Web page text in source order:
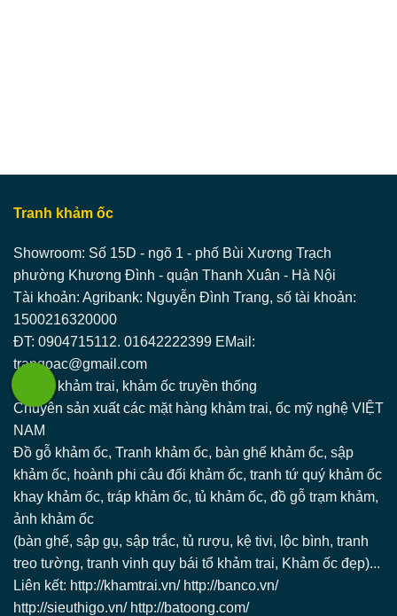
Tranh khảm ốc
Showroom: Số 15D - ngõ 1 - phố Bùi Xương Trạch
phường Khương Đình - quận Thanh Xuân - Hà Nội
Tài khoản: Agribank: Nguyễn Đình Trang, số tài khoản:
1500216320000
ĐT: 0904715112. 01642222399 EMail:
trangoac@gmail.com
Cơ sở khảm trai, khảm ốc truyền thống
Chuyên sản xuất các mặt hàng khảm trai, ốc mỹ nghệ VIỆT
NAM
Đồ gỗ khảm ốc, Tranh khảm ốc, bàn ghế khảm ốc, sập
khảm ốc, hoành phi câu đối khảm ốc, tranh tứ quý khảm ốc
khay khảm ốc, tráp khảm ốc, tủ khảm ốc, đồ gỗ trạm khảm,
ảnh khảm ốc
(bàn ghế, sập gụ, sập trắc, tủ rượu, kệ tivi, lộc bình, tranh
treo tường, tranh vinh quy bái tổ khảm trai, Khảm ốc đẹp)...
Liên kết: http://khamtrai.vn/ http://banco.vn/
http://sieuthigo.vn/ http://batoong.com/